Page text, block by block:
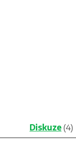
Diskuze(4)